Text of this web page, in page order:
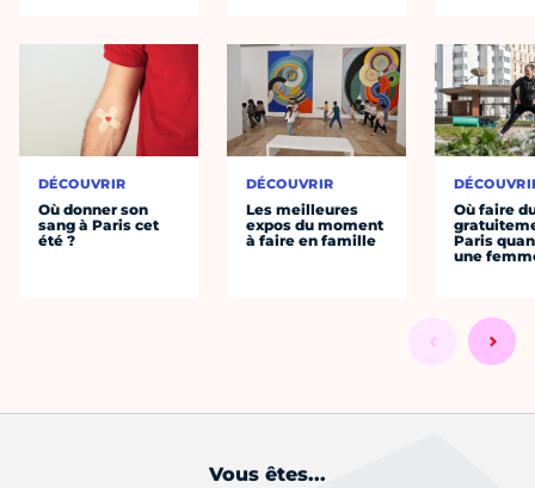
DÉCOUVRIR
Où donner son
sang à Paris cet
été ?
DÉCOUVRIR
Les meilleures
expos du moment
à faire en famille
Où faire
Paris
une
Vous êtes...